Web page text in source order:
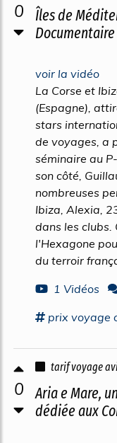
0
Îles de
Documentaire
voir la vidéo
La Corse et
(Espagne),
stars
de voyages, a
séminaire au
son côté,
nombreuses
Ibiza, Alexia,
dans les clubs.
l'Hexagone
du terroir
1 Vidéos
prix voyage
0
tarif voyage
Aria e Mare,
dédiée aux